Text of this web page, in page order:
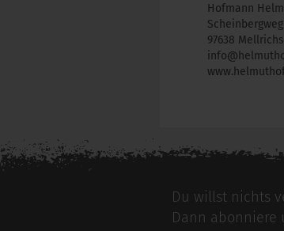
Hofmann
97638
Du willst nichts
Dann abonniere